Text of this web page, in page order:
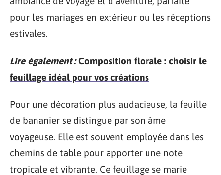
pour les mariages en extérieur ou les réceptions
estivales.
Lire également : Composition florale : choisir le
feuillage idéal pour vos créations
Pour une décoration plus audacieuse, la feuille
de bananier se distingue par son âme
voyageuse. Elle est souvent employée dans les
chemins de table pour apporter une note
tropicale et vibrante. Ce feuillage se marie